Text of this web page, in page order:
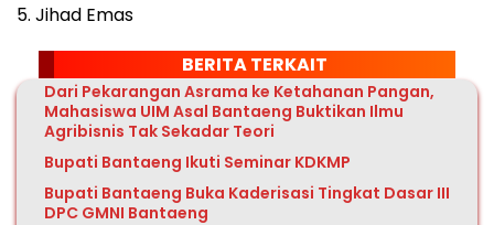
5. Jihad Emas
BERITA TERKAIT
Dari Pekarangan Asrama ke Ketahanan Pangan,
Mahasiswa UIM Asal Bantaeng Buktikan Ilmu
Agribisnis Tak Sekadar Teori
Bupati Bantaeng Ikuti Seminar KDKMP
Bupati Bantaeng Buka Kaderisasi Tingkat Dasar III
DPC GMNI Bantaeng